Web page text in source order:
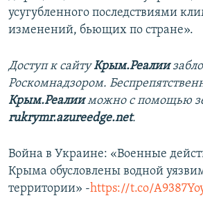
усугубленного последствиями
изменений, бьющих по стране».
Доступ к сайтуКрым.Реалии
Роскомнадзором.
Крым.Реалииможно с помощью
rukrymr.azureedge.net.
Война в Украине: «Военные
Крыма обусловлены водной
территории» -https://t.co/